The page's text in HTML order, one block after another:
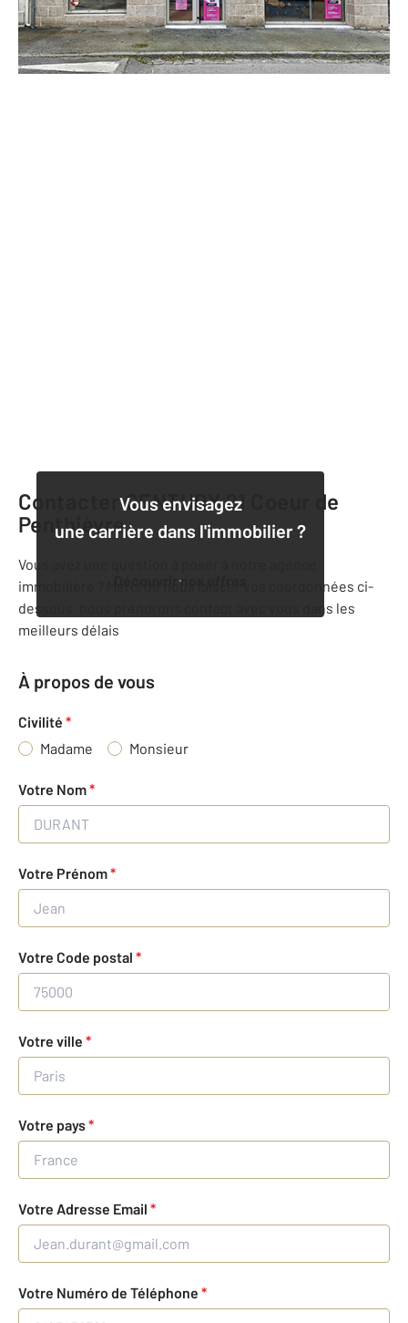
Envoyer un message
Téléphoner à l'agence
Vous envisagez
une carrière dans l'immobilier ?
Découvrir nos offres
Contacter CENTURY 21 Coeur de
Penthièvre
Vous avez une question à poser à notre agence
immobilière ? Merci de nous laisser vos coordonnées ci-
dessous, nous prendrons contact avec vous dans les
meilleurs délais
À propos de vous
Civilité *
Madame
Monsieur
Votre Nom*
Votre Prénom*
Votre Code postal *
Votre ville *
Votre pays*
Votre Adresse Email *
Votre Numéro de Téléphone *